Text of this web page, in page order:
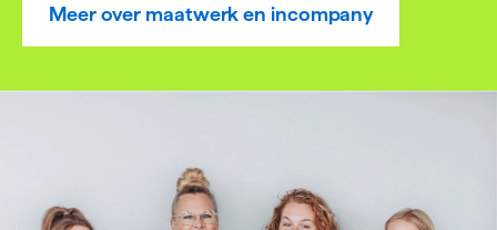
Meer over maatwerk en incompany